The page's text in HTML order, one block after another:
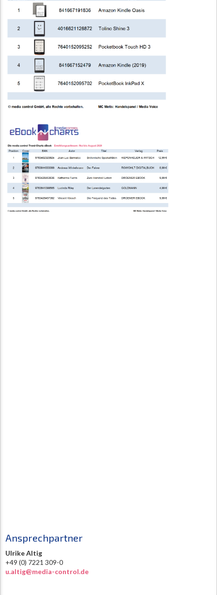
Ansprechpartner
Ulrike Altig
+49 (0) 7221 309-0
u.altig@media-control.de